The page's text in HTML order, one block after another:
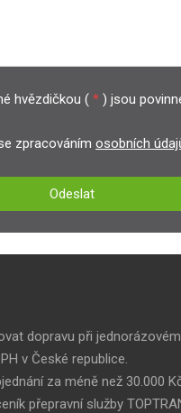
hvězdičkou ( * ) jsou
zpracováním osobních
Odeslat
dopravu při
v České republice.
za méně než 30.000
přepravní služby